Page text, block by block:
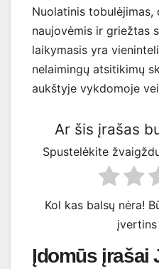
Nuolatinis tobulėjimas,
naujovėmis ir griežtas
laikymasis yra
nelaimingų atsitikimų
aukštyje vykdomoje
Ar šis įrašas
Spustelėkite
Kol kas balsų nėra!
įvertins
Įdomūs įrašai